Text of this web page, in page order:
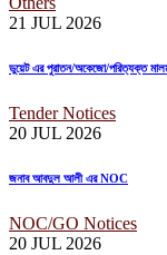
21 JUL 2026
ডুয়েট এর পুরাতন/অকেজো/পরিত্যক্ত
Tender Notices
20 JUL 2026
জনাব আবদুল আলী এর NOC
NOC/GO Notices
20 JUL 2026